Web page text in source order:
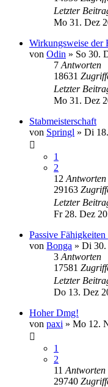
Letzter
Mo 31. Dez
Wirkungsweise der
von Odin » So 30.
7 Antworten
18631
Letzter
Mo 31. Dez
Stabmeisterschaft
von Springl » Di
1
2
12 Antworten
29163
Letzter
Fr 28. Dez
Passive
von Bonga » Di 30.
3 Antworten
17581
Letzter
Do 13. Dez
Hoher Dmg!
von paxi » Mo 12.
1
2
11 Antworten
29740